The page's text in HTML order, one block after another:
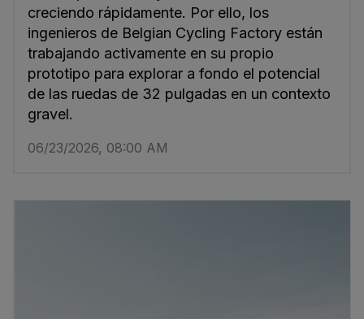
creciendo rápidamente. Por ello, los
ingenieros de Belgian Cycling Factory están
trabajando activamente en su propio
prototipo para explorar a fondo el potencial
de las ruedas de 32 pulgadas en un contexto
gravel.
06/23/2026, 08:00 AM